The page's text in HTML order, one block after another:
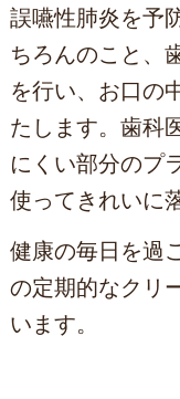
誤嚥性肺炎を予
ちろんのこと、
を行い、お口の
たします。歯科
にくい部分のプ
使ってきれいに
健康の毎日を過
の定期的なクリ
います。